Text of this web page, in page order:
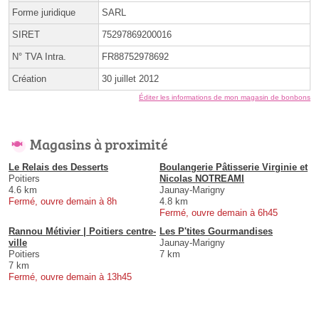
Forme juridique SARL
SIRET 75297869200016
N° TVA Intra. FR88752978692
Création 30 juillet 2012
Éditer les informations de mon magasin de bonbons
Magasins à proximité
Le Relais des Desserts
Poitiers
4.6 km
Fermé, ouvre demain à 8h
Boulangerie Pâtisserie Virginie et
Nicolas NOTREAMI
Jaunay-Marigny
4.8 km
Fermé, ouvre demain à 6h45
Rannou Métivier | Poitiers centre-
ville
Poitiers
7 km
Fermé, ouvre demain à 13h45
Les P'tites Gourmandises
Jaunay-Marigny
7 km